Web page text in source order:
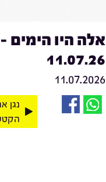
אלה היו הימים -
11.07.26
11.07.2026
נגן